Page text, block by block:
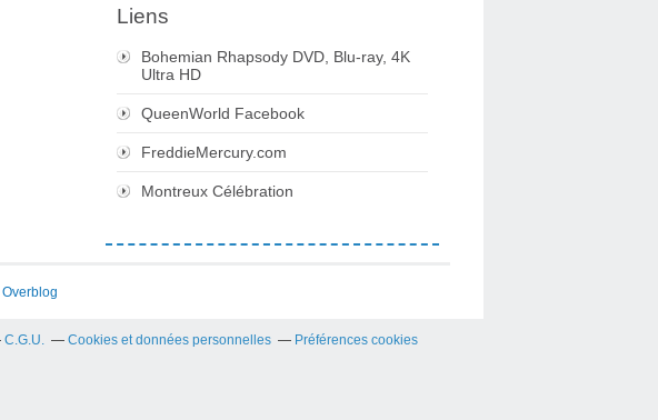
Liens
Bohemian Rhapsody DVD, Blu-ray, 4K
Ultra HD
QueenWorld Facebook
FreddieMercury.com
Montreux Célébration
Overblog
C.G.U. Cookies et données personnelles Préférences cookies